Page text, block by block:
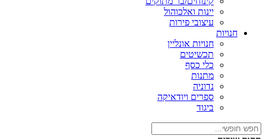
יינות ואלכוהול
עיצובי פירות
חנויות
חנויות אונליין
תכשיטים
כלי כסף
מתנות
נדוניה
ספרים ויודאיקה
ביגוד